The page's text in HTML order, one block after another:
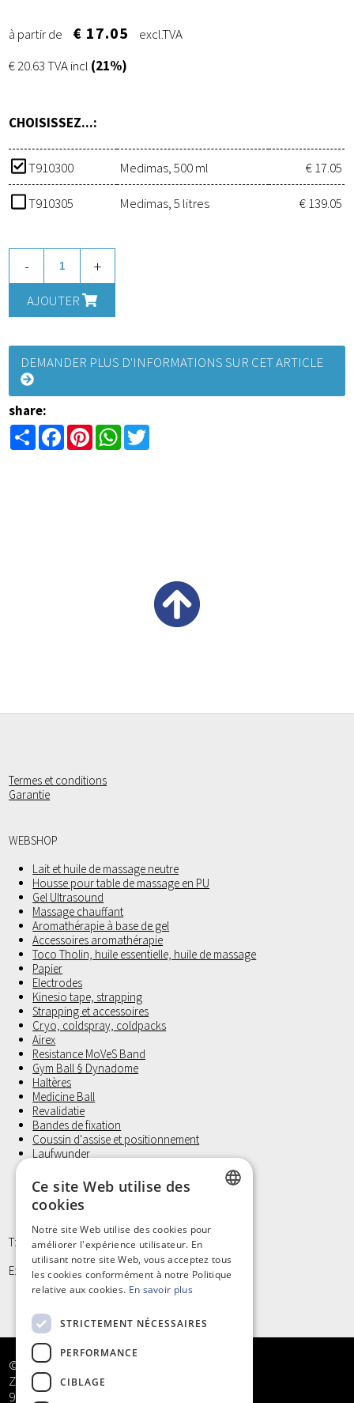
à partir de € 17.05
excl.TVA
€ 20.63 TVA incl (21%)
CHOISISSEZ...:
T910300 Medimas, 500 ml € 17.05
T910305 Medimas, 5 litres € 139.05
- +
AJOUTER
DEMANDER PLUS D'INFORMATIONS SUR CET ARTICLE
share:
ShareFacebookPinterestWhatsApp
Termes et conditions
Garantie
WEBSHOP
Lait et huile de massage neutre
Housse pour table de massage en PU
Gel Ultrasound
Massage chauffant
Aromathérapie à base de gel
Accessoires aromathérapie
Toco Tholin, huile essentielle, huile de massage
Papier
Electrodes
Kinesio tape, strapping
Strapping et accessoires
Cryo, coldspray, coldpacks
Airex
Resistance MoVeS Band
Gym Ball § Dynadome
Haltères
Medicine Ball
Revalidatie
Bandes de fixation
Coussin d'assise et positionnement
Laufwunder
Petit materiel et Hygiène
T: +32 9/373 77 65
E: info@kinergy.be
© Kinergy bv
Zandstraat 5
9968 Bassevelde
FRENCH
Ce site Web utilise des
cookies
Notre site Web utilise des cookies pour
améliorer l'expérience utilisateur. En
utilisant notre site Web, vous acceptez tous
les cookies conformément à notre Politique
relative aux cookies. En savoir plus
STRICTEMENT NÉCESSAIRES
PERFORMANCE
CIBLAGE